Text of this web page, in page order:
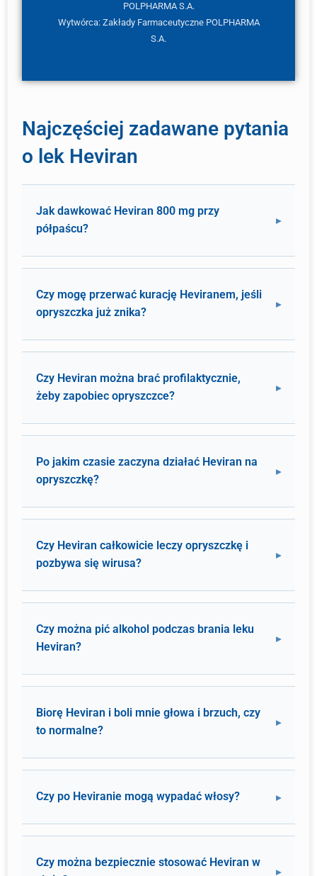
POLPHARMA S.A.
Wytwórca: Zakłady Farmaceutyczne POLPHARMA
S.A.
Najczęściej zadawane pytania
o lek Heviran
Jak dawkować Heviran 800 mg przy
półpaścu?
Czy mogę przerwać kurację Heviranem, jeśli
opryszczka już znika?
Czy Heviran można brać profilaktycznie,
żeby zapobiec opryszczce?
Po jakim czasie zaczyna działać Heviran na
opryszczkę?
Czy Heviran całkowicie leczy opryszczkę i
pozbywa się wirusa?
Czy można pić alkohol podczas brania leku
Heviran?
Biorę Heviran i boli mnie głowa i brzuch, czy
to normalne?
Czy po Heviranie mogą wypadać włosy?
Czy można bezpiecznie stosować Heviran w